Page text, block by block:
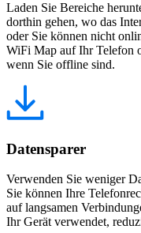
Laden Sie Bereiche
dorthin gehen, wo das
oder Sie können nicht
WiFi Map auf Ihr Telefon
wenn Sie offline sind.
Datensparer
Verwenden Sie weniger
Sie können Ihre
auf langsamen
Ihr Gerät verwendet,